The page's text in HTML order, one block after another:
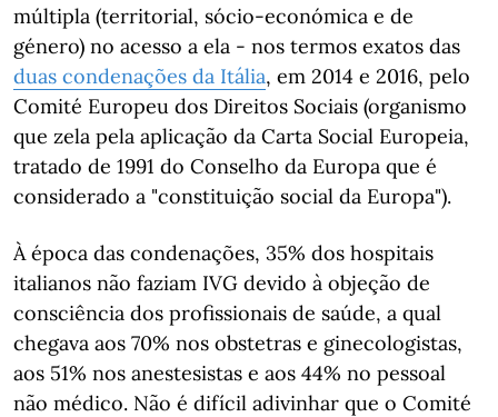
múltipla (territorial, sócio-económica e de
género) no acesso a ela - nos termos exatos das
duas condenações da Itália, em 2014 e 2016, pelo
Comité Europeu dos Direitos Sociais (organismo
que zela pela aplicação da Carta Social Europeia,
tratado de 1991 do Conselho da Europa que é
considerado a "constituição social da Europa").
À época das condenações, 35% dos hospitais
italianos não faziam IVG devido à objeção de
consciência dos profissionais de saúde, a qual
chegava aos 70% nos obstetras e ginecologistas,
aos 51% nos anestesistas e aos 44% no pessoal
não médico. Não é difícil adivinhar que o Comité